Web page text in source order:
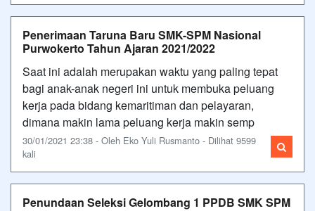
Penerimaan Taruna Baru SMK-SPM Nasional
Purwokerto Tahun Ajaran 2021/2022
Saat ini adalah merupakan waktu yang paling tepat
bagi anak-anak negeri ini untuk membuka peluang
kerja pada bidang kemaritiman dan pelayaran,
dimana makin lama peluang kerja makin semp
30/01/2021 23:38 - Oleh Eko Yuli Rusmanto - Dilihat 9599
kali
Penundaan Seleksi Gelombang 1 PPDB SMK SPM